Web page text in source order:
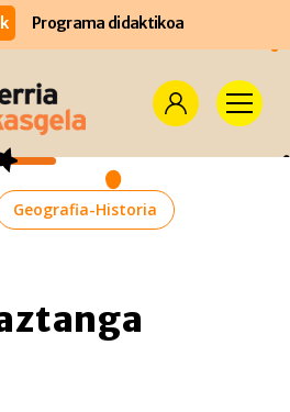
Programa didaktikoa
Geografia-Historia